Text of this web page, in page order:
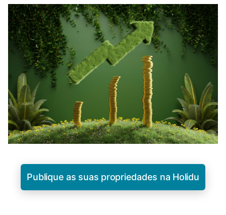
Publique as suas propriedades na Holidu